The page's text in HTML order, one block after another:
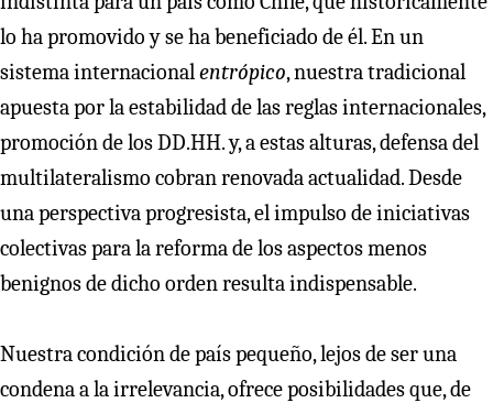
lo ha promovido y se ha beneficiado de él. En un
sistema internacionalentrópico, nuestra tradicional
apuesta por la estabilidad de las reglas internacionales,
promoción de los DD.HH. y, a estas alturas, defensa del
multilateralismo cobran renovada actualidad. Desde
una perspectiva progresista, el impulso de iniciativas
colectivas para la reforma de los aspectos menos
benignos de dicho orden resulta indispensable.
Nuestra condición de país pequeño, lejos de ser una
condena a la irrelevancia, ofrece posibilidades que, de